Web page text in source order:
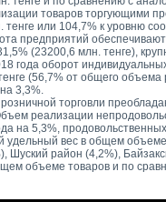
товаров торгующими
тенге или 104,7% к уровню
предприятий
(23200,6 млн. тенге),
года оборот
(56,7% от общего объема
3,3%.
розничной торговли
реализации
на 5,3%,
удельный вес в общем объеме
Шуский район (4,2%),
объеме товаров и по